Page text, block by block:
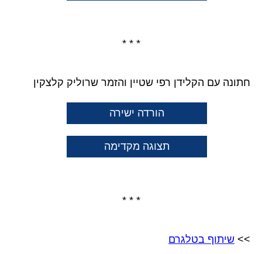
* * *
חתונה עם הקלידן רפי שטיין והזמר שרוליק קלצקין
הורדה ישירה
תצוגה מקדימה
* * *
>> שיתוף בטלגרם